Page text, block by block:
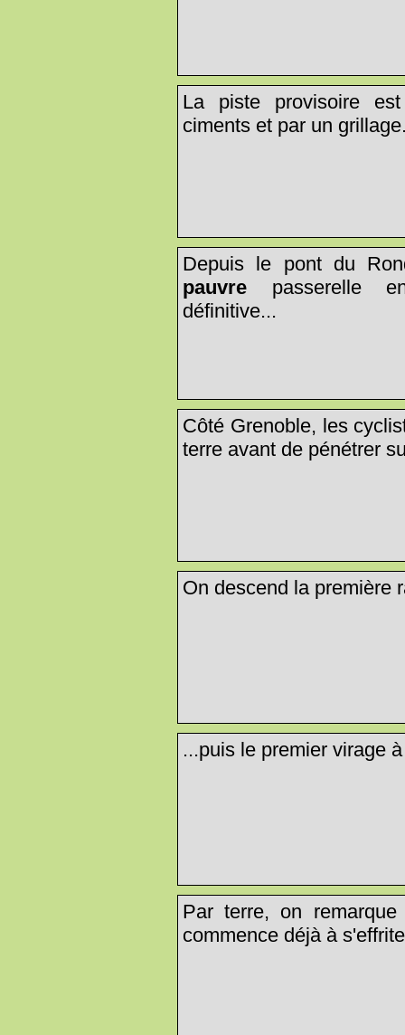
La piste provisoire
ciments et par un
Depuis le pont du
pauvre passerelle
définitive...
Côté Grenoble, les
terre avant de pénétrer
On descend la première
...puis le premier virage
Par terre, on
commence déjà à